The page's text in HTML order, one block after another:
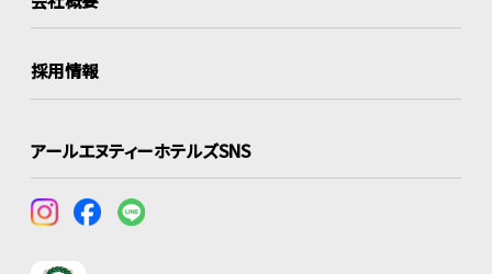
採用情報
アールエヌティーホテルズSNS